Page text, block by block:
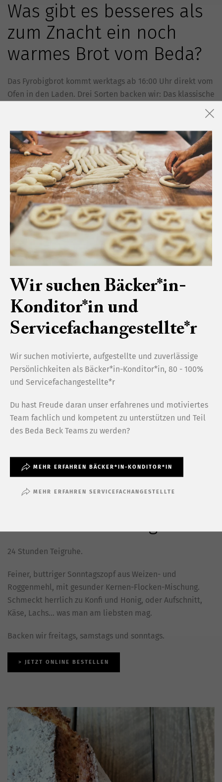
Was gibt es besseres als
zum Znacht ein noch
warmes Brot vom Beda?
Das Fyrobigbrot kommt werktags ab 16:00 Uhr direkt vom
Ofen in den Laden. Drei Sorten backen wir: Das klassische
Sonnenblumen- und Kürbiskernen & der Bürlichranz aus
Weizenmehl. Also für jedes Znacht das passende Brot.
> JETZT ONLINE BESTELLEN
Paillasse Rustick Zopf
24 Stunden Teigruhe.
Feiner, buttriger Sonntagszopf aus Weizen- und
Roggenmehl, mit gesunder Kernen-Flocken-Mischung.
Schmeckt herrlich zu Konfi und Honig, oder Aufschnitt,
Käse, Lachs… was man am liebsten mag.
Backen wir freitags, samstags und sonntags.
> JETZT ONLINE BESTELLEN
Wir suchen Bäcker*in-
Konditor*in und
Servicefachangestellte*r
Wir suchen motivierte, aufgestellte und zuverlässige
Persönlichkeiten als Bäcker*in-Konditor*in, 80 - 100%
und Servicefachangestellte*r
Du hast Freude daran unser erfahrenes und motiviertes
Team fachlich und kompetent zu unterstützen und Teil
des Beda Beck Teams zu werden?
MEHR ERFAHREN BÄCKER*IN-KONDITOR*IN
MEHR ERFAHREN SERVICEFACHANGESTELLTE